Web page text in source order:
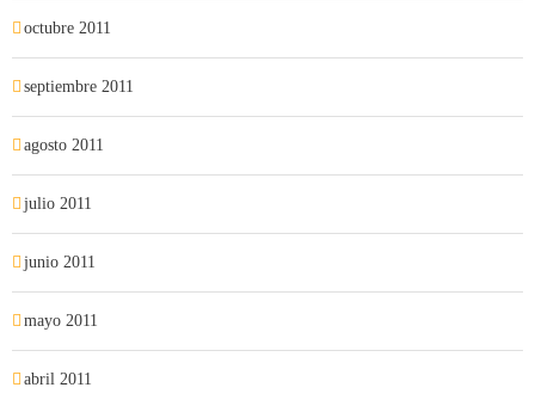
octubre 2011
septiembre 2011
agosto 2011
julio 2011
junio 2011
mayo 2011
abril 2011